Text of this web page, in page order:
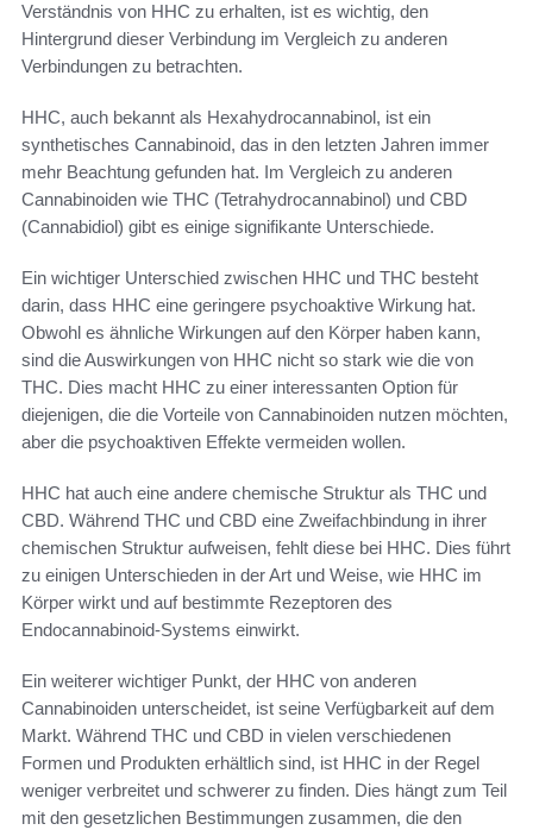
Verständnis von HHC zu erhalten, ist es wichtig, den
Hintergrund dieser Verbindung im Vergleich zu anderen
Verbindungen zu betrachten.
HHC, auch bekannt als Hexahydrocannabinol, ist ein
synthetisches Cannabinoid, das in den letzten Jahren immer
mehr Beachtung gefunden hat. Im Vergleich zu anderen
Cannabinoiden wie THC (Tetrahydrocannabinol) und CBD
(Cannabidiol) gibt es einige signifikante Unterschiede.
Ein wichtiger Unterschied zwischen HHC und THC besteht
darin, dass HHC eine geringere psychoaktive Wirkung hat.
Obwohl es ähnliche Wirkungen auf den Körper haben kann,
sind die Auswirkungen von HHC nicht so stark wie die von
THC. Dies macht HHC zu einer interessanten Option für
diejenigen, die die Vorteile von Cannabinoiden nutzen möchten,
aber die psychoaktiven Effekte vermeiden wollen.
HHC hat auch eine andere chemische Struktur als THC und
CBD. Während THC und CBD eine Zweifachbindung in ihrer
chemischen Struktur aufweisen, fehlt diese bei HHC. Dies führt
zu einigen Unterschieden in der Art und Weise, wie HHC im
Körper wirkt und auf bestimmte Rezeptoren des
Endocannabinoid-Systems einwirkt.
Ein weiterer wichtiger Punkt, der HHC von anderen
Cannabinoiden unterscheidet, ist seine Verfügbarkeit auf dem
Markt. Während THC und CBD in vielen verschiedenen
Formen und Produkten erhältlich sind, ist HHC in der Regel
weniger verbreitet und schwerer zu finden. Dies hängt zum Teil
mit den gesetzlichen Bestimmungen zusammen, die den